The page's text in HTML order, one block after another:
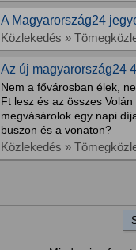
A Magyarország24
Közlekedés »
Az új magyarország24
Nem a fővárosban élek,
Ft lesz és az összes
megvásárolok egy napi
buszon és a vonaton?
Közlekedés »